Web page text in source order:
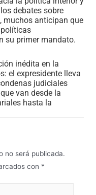
debates sobre
muchos anticipan que
su primer mandato.
inédita en la
el expresidente lleva
judiciales
van desde la
hasta la
no será publicada.
con *